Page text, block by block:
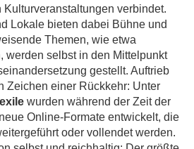
verbindet.
Lokale bieten dabei Bühne und
Themen, wie etwa
werden selbst in den Mittelpunkt
gestellt. Auftrieb
Zeichen einer Rückkehr: Unter
wurden während der Zeit der
Online-Formate entwickelt, die
oder vollendet werden.